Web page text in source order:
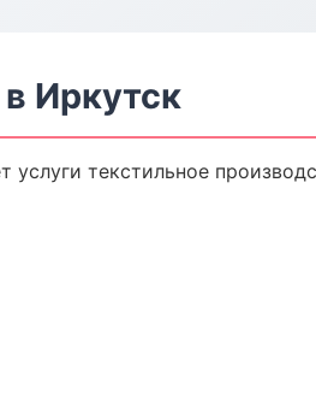
Иркутск
услуги текстильное